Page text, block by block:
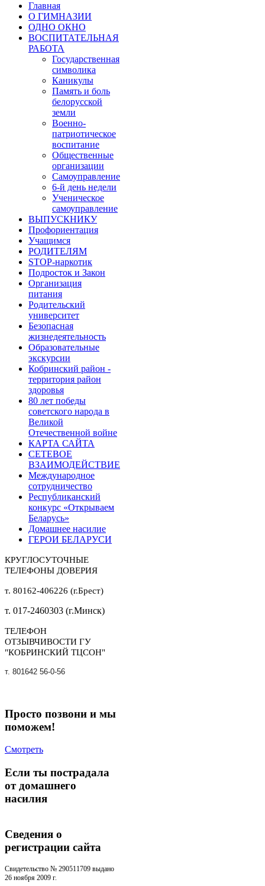
Главная
О ГИМНАЗИИ
ОДНО ОКНО
ВОСПИТАТЕЛЬНАЯ
РАБОТА
Государственная
символика
Каникулы
Память и боль
белорусской
земли
Военно-
патриотическое
воспитание
Общественные
организации
Самоуправление
6-й день недели
Ученическое
самоуправление
ВЫПУСКНИКУ
Профориентация
Учащимся
РОДИТЕЛЯМ
STOP-наркотик
Подросток и Закон
Организация
питания
Родительский
университет
Безопасная
жизнедеятельность
Образовательные
экскурсии
Кобринский район -
территория район
здоровья
80 лет победы
советского народа в
Великой
Отечественной войне
КАРТА САЙТА
СЕТЕВОЕ
ВЗАИМОДЕЙСТВИЕ
Международное
сотрудничество
Республиканский
конкурс «Открываем
Беларусь»
Домашнее насилие
ГЕРОИ БЕЛАРУСИ
КРУГЛОСУТОЧНЫЕ
ТЕЛЕФОНЫ ДОВЕРИЯ
т. 80162-406226 (г.Брест)
т. 017-2460303 (г.Минск)
ТЕЛЕФОН
ОТЗЫВЧИВОСТИ ГУ
"КОБРИНСКИЙ ТЦСОН"
т. 801642 56-0-56
Просто позвони и мы
поможем!
Смотреть
Если ты пострадала
от домашнего
насилия
Сведения о
регистрации cайта
Свидетельство № 290511709 выдано
26 ноября 2009 г.